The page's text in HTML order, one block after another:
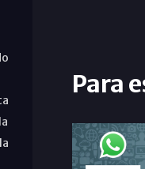
Para